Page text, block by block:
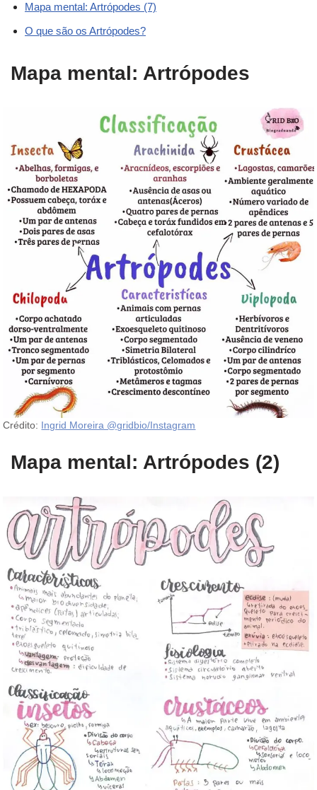
Mapa mental: Artrópodes (7)
O que são os Artrópodes?
Mapa mental: Artrópodes
Crédito: Ingrid Moreira @gridbio/Instagram
Mapa mental: Artrópodes (2)